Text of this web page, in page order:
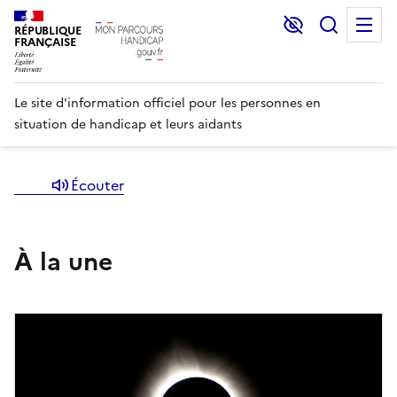
RÉPUBLIQUE
FRANÇAISE
Lecture et
Le site d'information officiel pour les personnes en
situation de handicap et leurs aidants
Écouter
Parcours
Handicap,
À la une